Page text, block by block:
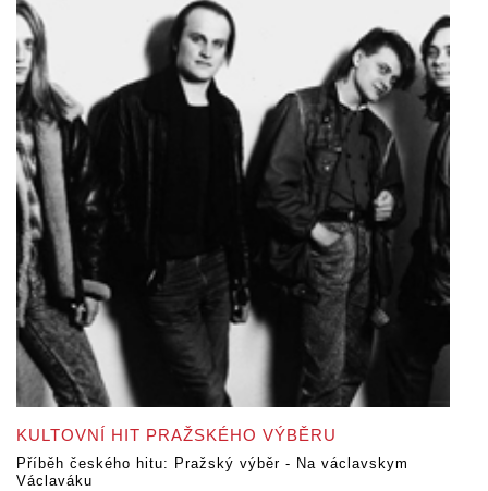
KULTOVNÍ HIT PRAŽSKÉHO VÝBĚRU
Příběh českého hitu: Pražský výběr - Na václavskym
Václaváku